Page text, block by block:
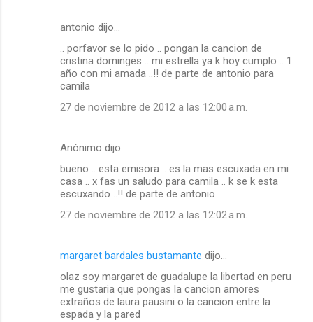
antonio dijo…
.. porfavor se lo pido .. pongan la cancion de
cristina dominges .. mi estrella ya k hoy cumplo .. 1
año con mi amada ..!! de parte de antonio para
camila
27 de noviembre de 2012 a las 12:00 a.m.
Anónimo dijo…
bueno .. esta emisora .. es la mas escuxada en mi
casa .. x fas un saludo para camila .. k se k esta
escuxando ..!! de parte de antonio
27 de noviembre de 2012 a las 12:02 a.m.
margaret bardales bustamante dijo…
olaz soy margaret de guadalupe la libertad en peru
me gustaria que pongas la cancion amores
extraños de laura pausini o la cancion entre la
espada y la pared